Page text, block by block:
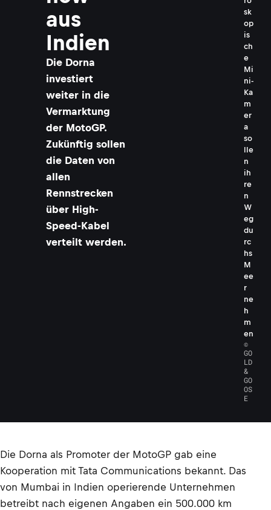
aus
Indien
Die Dorna
investiert
weiter in die
Vermarktung
der MotoGP.
Zukünftig sollen
die Daten von
allen
Rennstrecken
über High-
Speed-Kabel
verteilt werden.
sk
op
is
ch
e
Mi
ni-
Ka
m
er
a
so
lle
n
ih
re
n
W
eg
du
rc
hs
M
ee
r
ne
h
m
en
©
GO
LD
&
GO
OS
E
Die Dorna als Promoter der MotoGP gab eine
Kooperation mit Tata Communications bekannt. Das
von Mumbai in Indien operierende Unternehmen
betreibt nach eigenen Angaben ein 500.000 km